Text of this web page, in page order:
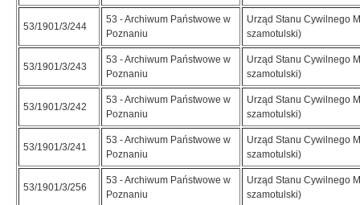
53/1901/3/244
53 - Archiwum Państwowe w
Poznaniu
Urząd Stanu Cywilnego
szamotulski)
53/1901/3/243
53 - Archiwum Państwowe w
Poznaniu
Urząd Stanu Cywilnego
szamotulski)
53/1901/3/242
53 - Archiwum Państwowe w
Poznaniu
Urząd Stanu Cywilnego
szamotulski)
53/1901/3/241
53 - Archiwum Państwowe w
Poznaniu
Urząd Stanu Cywilnego
szamotulski)
53/1901/3/256
53 - Archiwum Państwowe w
Poznaniu
Urząd Stanu Cywilnego
szamotulski)